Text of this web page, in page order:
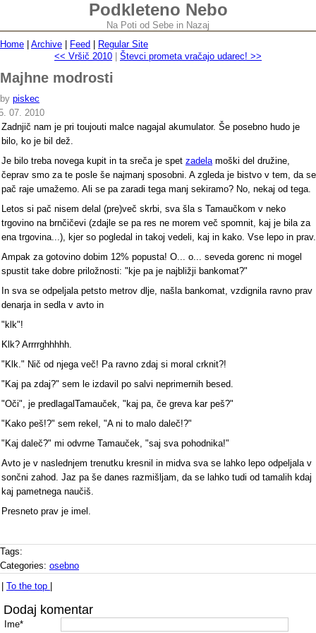
Podkleteno Nebo
Na Poti od Sebe in Nazaj
Home
Archive Feed
Regular Site
<< Vršič 2010
Števci prometa vračajo udarec! >>
Majhne modrosti
by piskec
07. 2010
Zadnjič nam je pri toujouti malce nagajal akumulator. Še posebno hudo je
bilo, ko je bil dež.
Je bilo treba novega kupit in ta sreča je spet zadelamoški del družine,
čeprav smo za te posle še najmanj sposobni. A zgleda je bistvo v tem, da se
pač raje umažemo. Ali se pa zaradi tega manj sekiramo? No, nekaj od tega.
Letos si pač nisem delal (pre)več skrbi, sva šla s Tamaučkom v neko
trgovino na brnčičevi (zdajle se pa res ne morem več spomnit, kaj je bila za
ena trgovina...), kjer so pogledal in takoj vedeli, kaj in kako. Vse lepo in prav.
Ampak za gotovino dobim 12% popusta! O... o... seveda gorenc ni mogel
spustit take dobre priložnosti: "kje pa je najbližji bankomat?"
In sva se odpeljala petsto metrov dlje, našla bankomat, vzdignila ravno prav
denarja in sedla v avto in
"klk"!
Klk? Arrrrghhhhh.
"Klk." Nič od njega več! Pa ravno zdaj si moral crknit?!
"Kaj pa zdaj?" sem le izdavil po salvi neprimernih besed.
"Oči", je predlagalTamauček, "kaj pa, če greva kar peš?"
"Kako peš!?" sem rekel, "A ni to malo daleč!?"
"Kaj daleč?" mi odvrne Tamauček, "saj sva pohodnika!"
Avto je v naslednjem trenutku kresnil in midva sva se lahko lepo odpeljala v
sončni zahod. Jaz pa še danes razmišljam, da se lahko tudi od tamalih kdaj
kaj pametnega naučiš.
Presneto prav je imel.
Tags:
Categories: osebno
To the top
Dodaj komentar
Ime*